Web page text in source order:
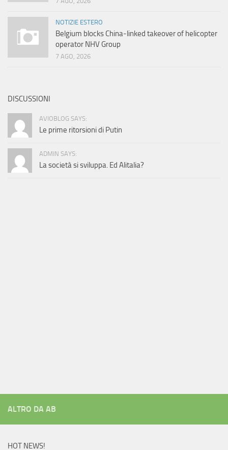
NOTIZIE ESTERO
Belgium blocks China-linked takeover of helicopter
operator NHV Group
7 AGO, 2026
DISCUSSIONI
AVIOBLOG SAYS:
Le prime ritorsioni di Putin
ADMIN SAYS:
La società si sviluppa. Ed Alitalia?
ALTRO DA AB
HOT NEWS!